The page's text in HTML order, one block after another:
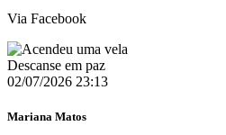
Via Facebook
Descanse em paz
02/07/2026 23:13
Mariana Matos